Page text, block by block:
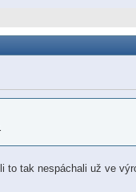
to tak nespáchali už ve